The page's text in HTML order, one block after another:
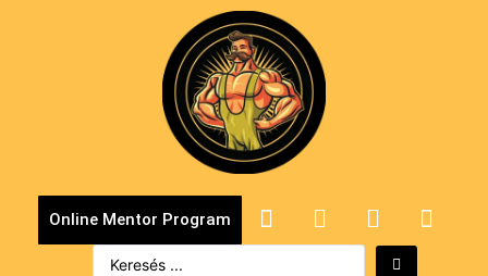
Online Mentor Program